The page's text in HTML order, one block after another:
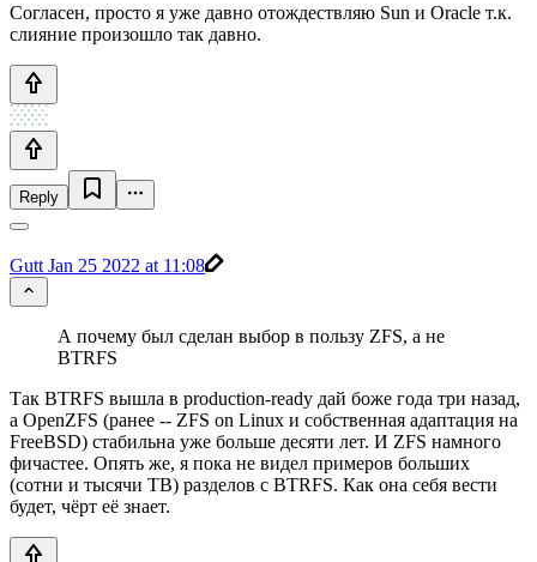
Согласен, просто я уже давно отождествляю Sun и Oracle т.к.
слияние произошло так давно.
Reply
Gutt Jan 25 2022 at 11:08
А почему был сделан выбор в пользу ZFS, а не
BTRFS
Так BTRFS вышла в production-ready дай боже года три назад,
а OpenZFS (ранее -- ZFS on Linux и собственная адаптация на
FreeBSD) стабильна уже больше десяти лет. И ZFS намного
фичастее. Опять же, я пока не видел примеров больших
(сотни и тысячи TB) разделов с BTRFS. Как она себя вести
будет, чёрт её знает.